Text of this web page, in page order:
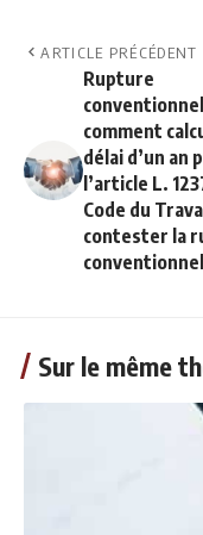
ARTICLE PRÉCÉDENT
Rupture
comment
délai d’un an
l’article L.
Code du
contester la
Sur le même